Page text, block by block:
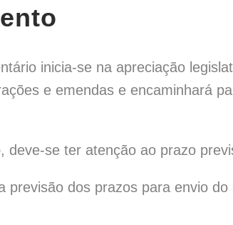
inicia-se na apreciação
e emendas e encaminhará
deve-se ter atenção ao prazo
previsão dos prazos para envio